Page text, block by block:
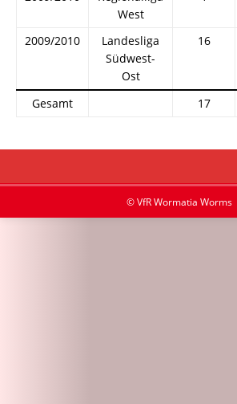
West
2009/2010
Landesliga
Südwest-
Ost
16
Gesamt 17
© VfR Wormatia Worms